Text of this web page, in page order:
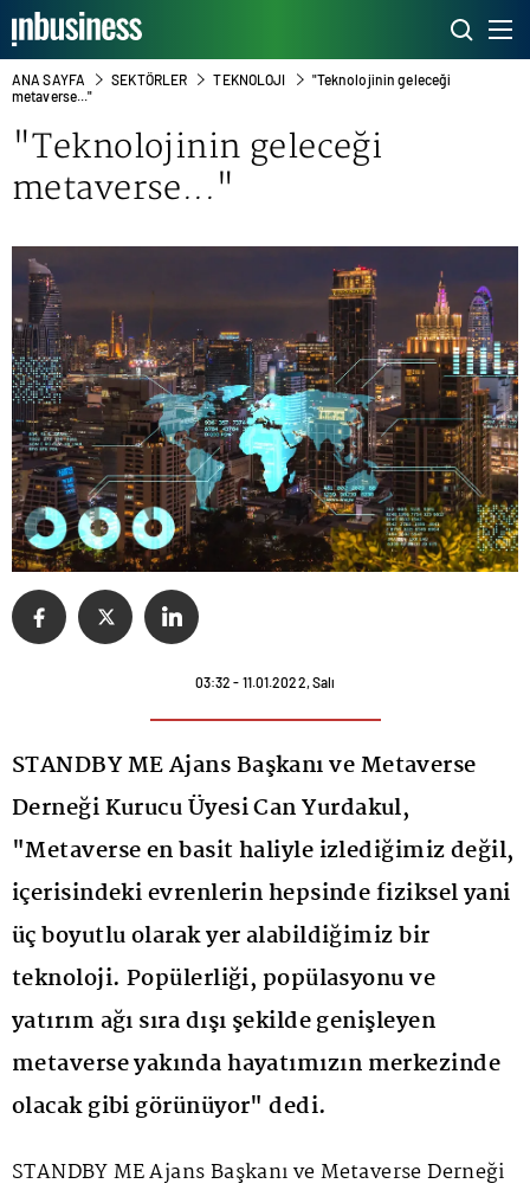
ANA SAYFA SEKTÖRLER TEKNOLOJI
"Teknolojinin geleceği
metaverse..."
"Teknolojinin geleceği
metaverse..."
03:32 - 11.01.2022, Salı
STANDBY ME Ajans Başkanı ve Metaverse
Derneği Kurucu Üyesi Can Yurdakul,
"Metaverse en basit haliyle izlediğimiz değil,
içerisindeki evrenlerin hepsinde fiziksel yani
üç boyutlu olarak yer alabildiğimiz bir
teknoloji. Popülerliği, popülasyonu ve
yatırım ağı sıra dışı şekilde genişleyen
metaverse yakında hayatımızın merkezinde
olacak gibi görünüyor" dedi.
STANDBY ME Ajans Başkanı ve Metaverse Derneği